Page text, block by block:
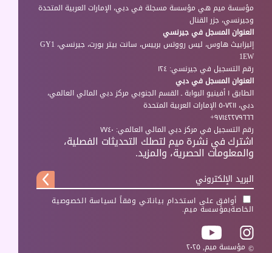
مؤسسة ميم هي مؤسسة مسجلة في دبي، الإمارات العربية المتحدة
وجيرنسي، جزر القنال
العنوان المسجل في جيرنسي
إليزابيث هاوس، ليس رووتس برييس، سانت بيتر بورت، جيرنسي، GY1
1EW
رقم التسجيل في جيرنسي: ١٢٤
العنوان المسجل في دبي
الطابق ١ أفينيو البوابة ـ القسم الجنوبي مركز دبي المالي العالمي،
دبي، ٥٠٧٢١١ الإمارات العربية المتحدة
٩٧١٤٢٢٧٩٦٦٦+
رقم التسجيل في مركز دبي المالي العالمي: ٧٧٤٠
اشترك في نشرة ميم لتصلك التحديثات الفصلية،
والمعلومات الحصرية، والمزيد.
أوافق على استخدام بياناتي وفقاً لسياسة الخصوصية
الخاصةبمؤسسة ميم.
© مؤسسة ميم, ٢٠٢٥